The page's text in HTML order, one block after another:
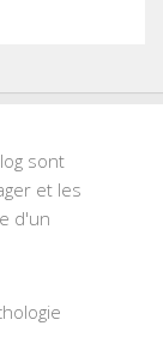
sont
et les
d'un